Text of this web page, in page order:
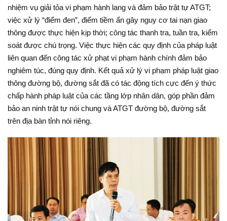
nhiệm vụ giải tỏa vi phạm hành lang và đảm bảo trật tự ATGT;
việc xử lý “điểm đen”, điểm tiềm ẩn gây nguy cơ tai nạn giao
thông được thực hiện kịp thời; công tác thanh tra, tuần tra, kiểm
soát được chú trọng. Việc thực hiện các quy định của pháp luật
liên quan đến công tác xử phạt vi phạm hành chính đảm bảo
nghiêm túc, đúng quy định. Kết quả xử lý vi phạm pháp luật giao
thông đường bộ, đường sắt đã có tác động tích cực đến ý thức
chấp hành pháp luật của các tầng lớp nhân dân, góp phần đảm
bảo an ninh trật tự nói chung và ATGT đường bộ, đường sắt
trên địa bàn tỉnh nói riêng.